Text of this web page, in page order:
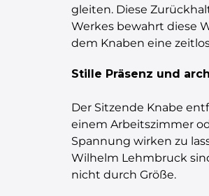
gleiten. Diese
Werkes bewahrt diese
dem Knaben eine
Stille Präsenz und
Der Sitzende Knabe
einem Arbeitszimmer
Spannung wirken zu
Wilhelm Lehmbruck
nicht durch Größe.